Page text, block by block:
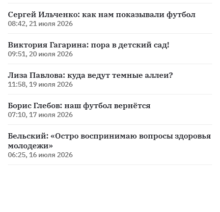
Сергей Ильченко: как нам показывали футбол
08:42, 21 июля 2026
Виктория Гагарина: пора в детский сад!
09:51, 20 июля 2026
Лиза Павлова: куда ведут темные аллеи?
11:58, 19 июля 2026
Борис Глебов: наш футбол вернётся
07:10, 17 июля 2026
Бельский: «Остро воспринимаю вопросы здоровья
молодежи»
06:25, 16 июля 2026